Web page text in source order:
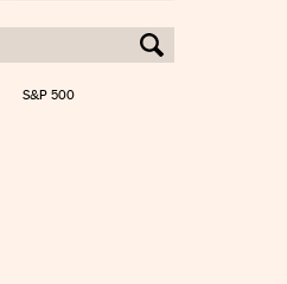
S&P 500